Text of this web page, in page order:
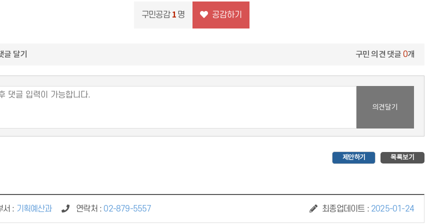
구민공감 1 명
글 달기 구민 의견 댓글 0개
제안하기
서 : 기획예산과 연락처 : 02-879-5557 최종업데이트 : 2025-01-24